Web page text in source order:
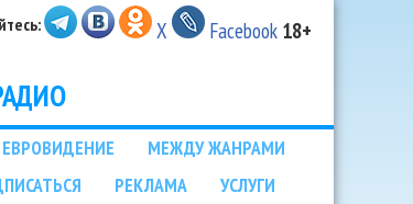
X Facebook 18+
ЕВРОВИДЕНИЕ
МЕЖДУ ЖАНРАМИ
РЕКЛАМА
УСЛУГИ